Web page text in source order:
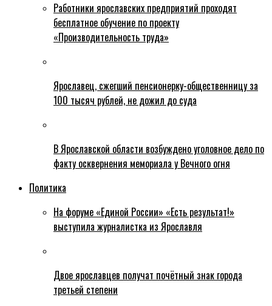
Работники ярославских предприятий проходят
бесплатное обучение по проекту
«Производительность труда»
Ярославец, сжегший пенсионерку-общественницу за
100 тысяч рублей, не дожил до суда
В Ярославской области возбуждено уголовное дело по
факту осквернения мемориала у Вечного огня
Политика
На форуме «Единой России» «Есть результат!»
выступила журналистка из Ярославля
Двое ярославцев получат почётный знак города
третьей степени